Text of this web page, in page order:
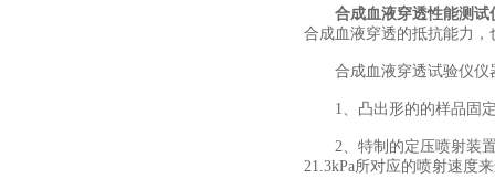
合成血液穿透性能测试
合成血液穿透的抵抗能力
合成血液穿透试验仪仪
1、凸出形的的样品固定
2、特制的定压喷射装置
21.3kPa所对应的喷射速度